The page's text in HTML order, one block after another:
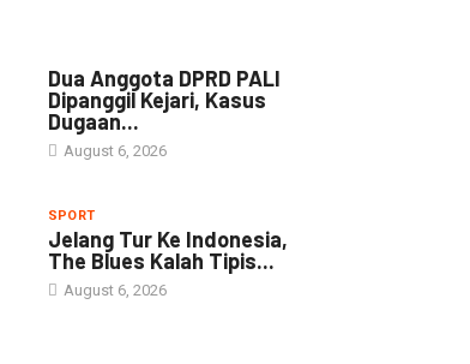
Dua Anggota DPRD PALI
Dipanggil Kejari, Kasus
Dugaan...
August 6, 2026
SPORT
Jelang Tur Ke Indonesia,
The Blues Kalah Tipis...
August 6, 2026